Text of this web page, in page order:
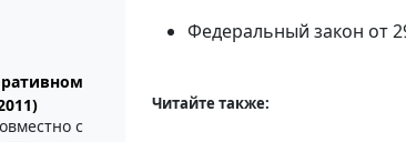
с
Федеральный закон от
Читайте также: